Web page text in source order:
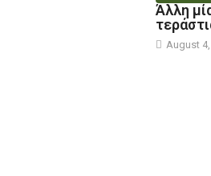
Άλλη
August